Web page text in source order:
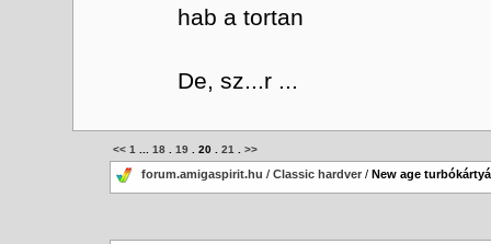
hab a tortan
De, sz...r ...
<< 1 18 19 20 21 >>
forum.amigaspirit.hu / Classic hardver / New age